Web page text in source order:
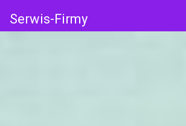
Serwis-Firmy